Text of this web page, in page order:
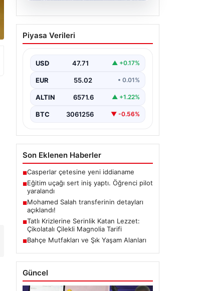
Eğitim uçağı sert iniş
yaptı. Öğrenci pilot
Piyasa Verileri
USD 47.71 ▲ +0.17%
EUR 55.02 • 0.01%
ALTIN 6571.6 ▲ +1.22%
BTC 3061256 ▼ -0.56%
Son Eklenen Haberler
■Casperlar çetesine yeni iddianame
■Eğitim uçağı sert iniş yaptı. Öğrenci pilot
yaralandı
■Mohamed Salah transferinin detayları
açıklandı!
■Tatlı Krizlerine Serinlik Katan Lezzet:
Çikolatalı Çilekli Magnolia Tarifi
■Bahçe Mutfakları ve Şık Yaşam Alanları
Güncel